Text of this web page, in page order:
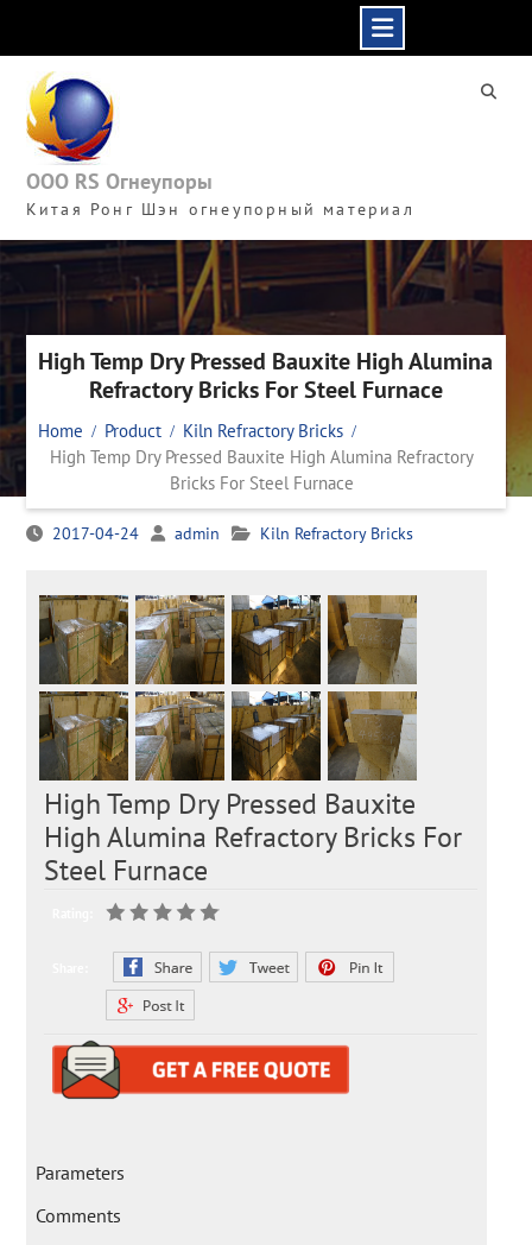
content
ООО RS Огнеупоры
Китая Ронг Шэн огнеупорный материал
High Temp Dry Pressed Bauxite High Alumina
Refractory Bricks For Steel Furnace
Home Product
Kiln Refractory Bricks
High Temp Dry Pressed Bauxite High Alumina Refractory
Bricks For Steel Furnace
2017-04-24 admin Kiln Refractory Bricks
High Temp Dry Pressed Bauxite
High Alumina Refractory Bricks For
Steel Furnace
Parameters
Comments